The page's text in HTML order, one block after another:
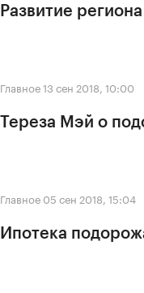
Развитие региона
Главное13 сен 2018, 10:00
Тереза Мэй о
Главное 05 сен 2018, 15:04
Ипотека